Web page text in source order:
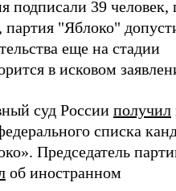
подписали 39 человек,
"Яблоко"
еще на стадии
в исковом
суд России получил
списка
Председатель
об иностранном